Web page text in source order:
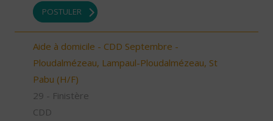
POSTULER
Aide à domicile - CDD Septembre -
Ploudalmézeau, Lampaul-Ploudalmézeau, St
Pabu (H/F)
29 - Finistère
CDD